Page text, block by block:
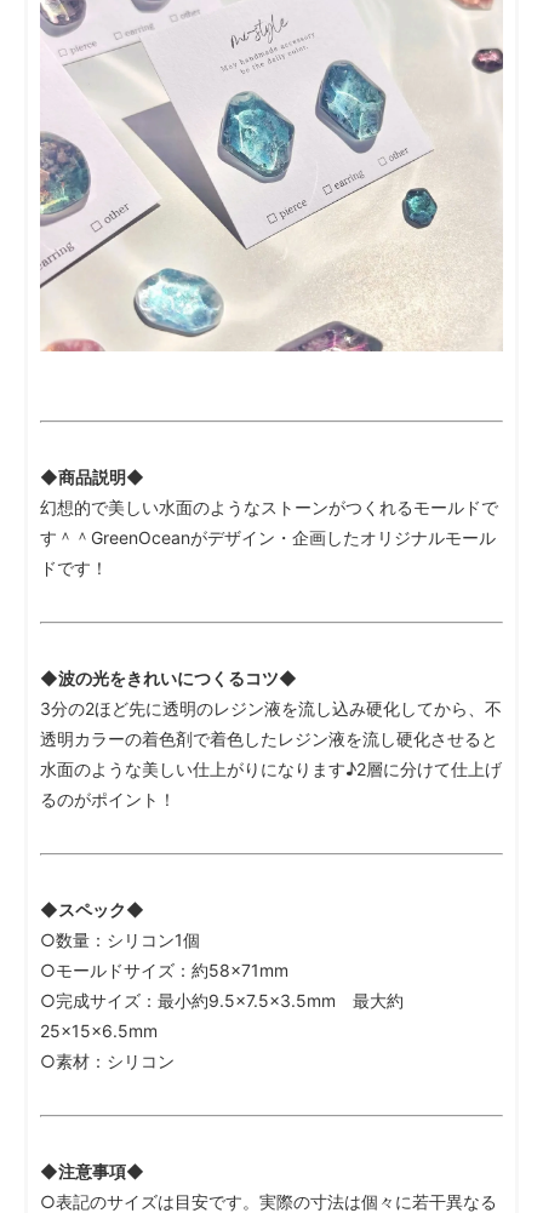
◆商品説明◆
幻想的で美しい水面のようなストーンがつくれるモールドで
す＾＾GreenOceanがデザイン・企画したオリジナルモール
ドです！
◆波の光をきれいにつくるコツ◆
3分の2ほど先に透明のレジン液を流し込み硬化してから、不
透明カラーの着色剤で着色したレジン液を流し硬化させると
水面のような美しい仕上がりになります♪2層に分けて仕上げ
るのがポイント！
◆スペック◆
○数量：シリコン1個
○モールドサイズ：約58×71mm
○完成サイズ：最小約9.5×7.5×3.5mm 最大約
25×15×6.5mm
○素材：シリコン
◆注意事項◆
○表記のサイズは目安です。実際の寸法は個々に若干異なる